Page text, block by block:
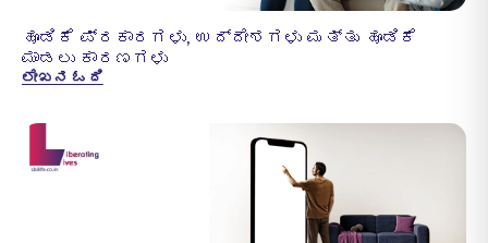
ಹೂಡಿಕೆ ಪ್ರಕಾರಗಳು, ಉದ್ದೇಶಗಳು ಮತ್ತು ಹೂಡಿಕೆ
ಮಾಡಲು ಕಾರಣಗಳು
ಲೇಖನ ಓದಿ